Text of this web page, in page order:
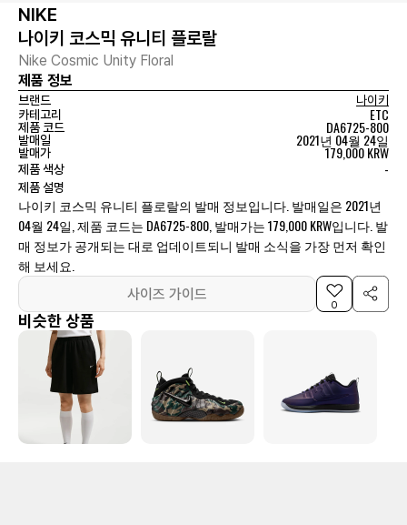
NIKE
나이키 코스믹 유니티 플로랄
Nike Cosmic Unity Floral
제품 정보
브랜드
나이키
카테고리
ETC
제품 코드 DA6725-800
발매일 2021년 04월 24일
발매가 179,000 KRW
제품 색상 -
제품 설명
나이키 코스믹 유니티 플로랄의 발매 정보입니다. 발매일은 2021년
04월 24일, 제품 코드는 DA6725-800, 발매가는 179,000 KRW입니다. 발
매 정보가 공개되는 대로 업데이트되니 발매 소식을 가장 먼저 확인
해 보세요.
사이즈 가이드
0
비슷한 상품